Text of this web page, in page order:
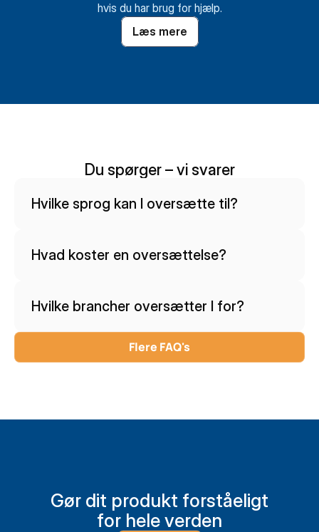
hvis du har brug for hjælp.
Læs mere
Du spørger – vi svarer
Hvilke sprog kan I oversætte til?
Hvad koster en oversættelse?
Hvilke brancher oversætter I for?
Flere FAQ's
Gør dit produkt forståeligt
for hele verden